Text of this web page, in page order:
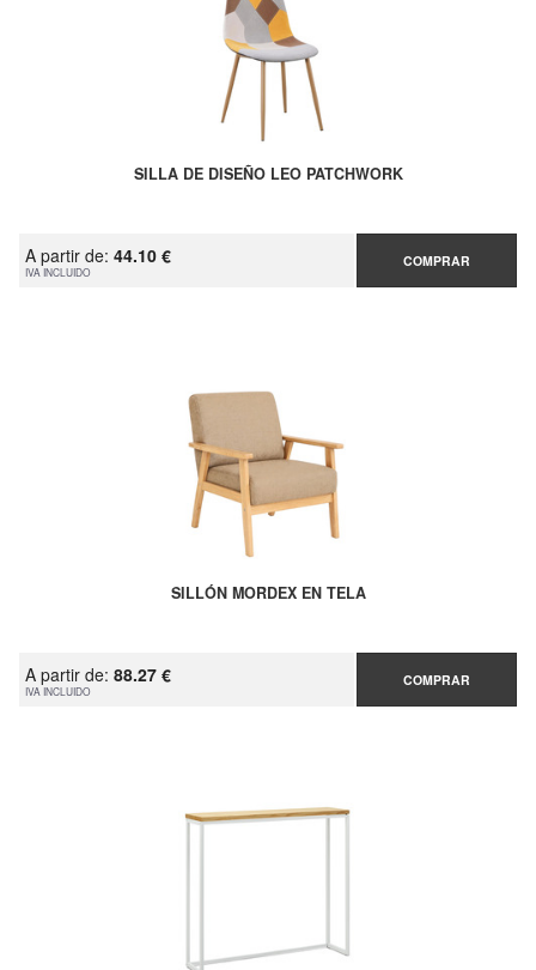
SILLA DE DISEÑO LEO PATCHWORK
A partir de: 44.10 €
IVA INCLUIDO
COMPRAR
SILLÓN MORDEX EN TELA
A partir de: 88.27 €
IVA INCLUIDO
COMPRAR